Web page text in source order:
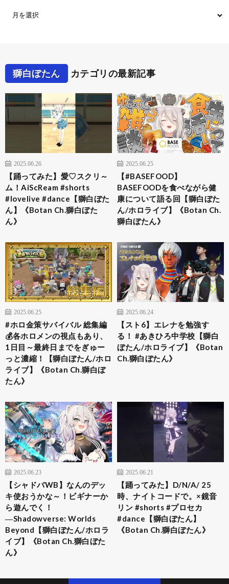
獅白ぼたん カテゴリの最新記事
2025.06.26
【踊ってみた】愛♡スクリ～
ム！AiScReam #shorts
#lovelive #dance【獅白ぼた
ん】《Botan Ch.獅白ぼた
ん》
2025.06.25
【#BASEFOOD】
BASEFOODを食べながら健
康について語る回【獅白ぼた
ん/ホロライブ】《Botan Ch.
獅白ぼたん》
2025.06.25
#ホロ金策サバイバル 総集編
💰各ホロメンの視点もあり、
1日目～最終日までをぎゅー
っと濃縮！【獅白ぼたん/ホロ
ライブ】《Botan Ch.獅白ぼ
たん》
2025.06.24
【スト6】エレナを勉強す
る！ #あきひろ中学校【獅白
ぼたん/ホロライブ】《Botan
Ch.獅白ぼたん》
2025.06.23
【シャドバWB】なんのデッ
キ使おうかな～！ビギナーか
ら遊んでく！
―Shadowverse: Worlds
Beyond【獅白ぼたん/ホロラ
イブ】《Botan Ch.獅白ぼた
ん》
2025.06.21
【踊ってみた】D/N/A/ 25
時、ナイトコードで。×鏡音
リン #shorts #プロセカ
#dance【獅白ぼたん】
《Botan Ch.獅白ぼたん》